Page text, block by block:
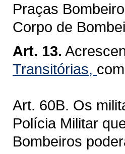
Praças
Corpo de
Art. 13.
Transitórias,
Art. 60B. Os
Polícia Militar
Bombeiros